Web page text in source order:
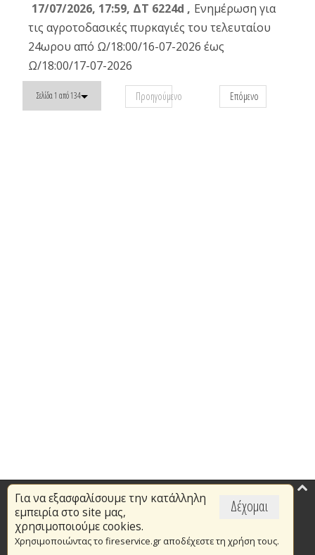
17/07/2026, 17:59, ΔΤ 6224d , Ενημέρωση για
τις αγροτοδασικές πυρκαγιές του τελευταίου
24ωρου από Ω/18:00/16-07-2026 έως
Ω/18:00/17-07-2026
Σελίδα 1 από 134 Προηγούμενο Επόμενο
Δέχομαι
Για να εξασφαλίσουμε την κατάλληλη
εμπειρία στο site μας,
χρησιμοποιούμε cookies.
Χρησιμοποιώντας το fireservice.gr αποδέχεστε τη χρήση τους.
Επικαιρότητα
Το Πυροσβεστικό Σώμα